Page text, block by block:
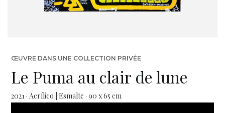
ŒUVRE DANS UNE COLLECTION PRIVÉE
Le Puma au clair de lune
2021 · Acrílico | Esmalte · 90 x 65 cm